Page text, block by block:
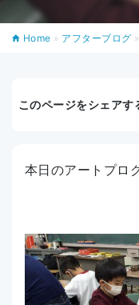
入学案内
アクセス
Home » アフターブログ »
このページをシェアす
本日のアートプロ